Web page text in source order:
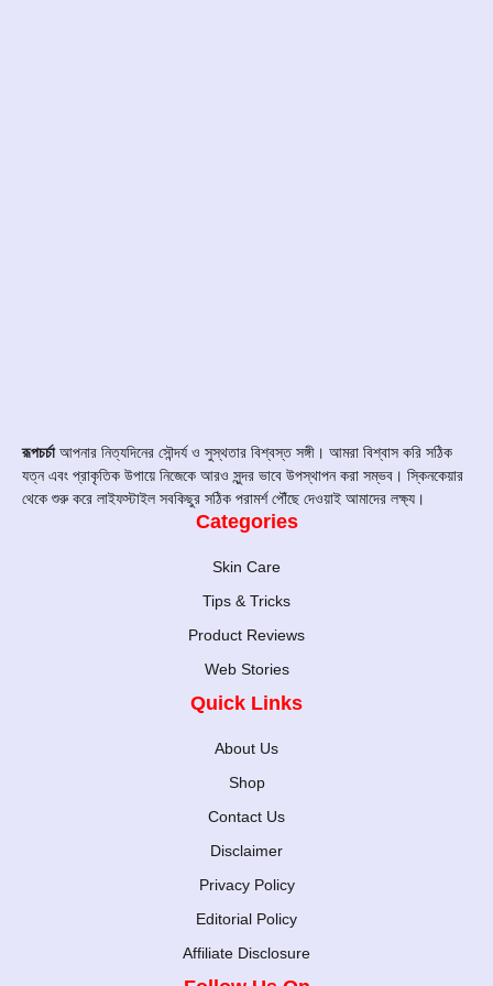
রূপচর্চাআপনার নিত্যদিনের সৌন্দর্য ও সুস্থতার বিশ্বস্ত সঙ্গী। আমরা বিশ্বাস করি সঠিক
যত্ন এবং প্রাকৃতিক উপায়ে নিজেকে আরও সুন্দর ভাবে উপস্থাপন করা সম্ভব। স্কিনকেয়ার
থেকে শুরু করে লাইফস্টাইল সবকিছুর সঠিক পরামর্শ পৌঁছে দেওয়াই আমাদের লক্ষ্য।
Categories
Skin Care
Tips & Tricks
Product Reviews
Web Stories
Quick Links
About Us
Shop
Contact Us
Disclaimer
Privacy Policy
Editorial Policy
Affiliate Disclosure